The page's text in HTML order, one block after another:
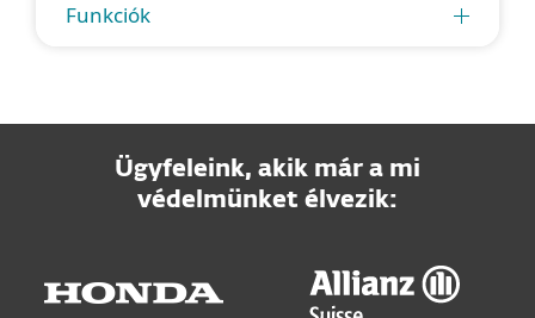
Funkciók
Ügyfeleink, akik már a mi
védelmünket élvezik: